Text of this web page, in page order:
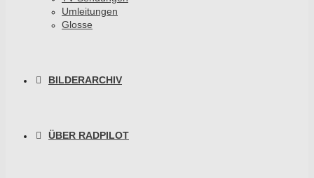
Umleitungen
Glosse
BILDERARCHIV
ÜBER RADPILOT